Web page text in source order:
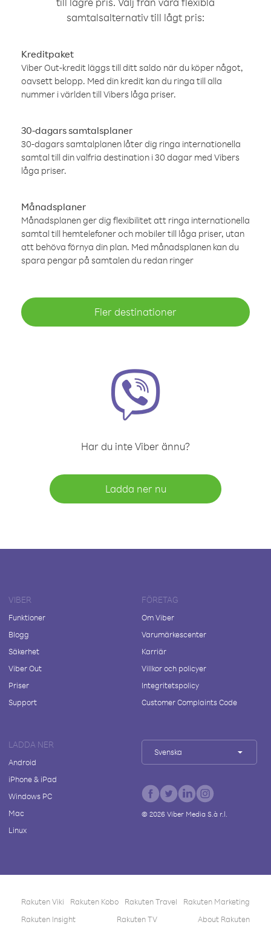
samtalsalternativ till lågt pris:
Kreditpaket
Viber Out-kredit läggs till ditt saldo när du köper något,
oavsett belopp. Med din kredit kan du ringa till alla
nummer i världen till Vibers låga priser.
30-dagars samtalsplaner
30-dagars samtalplanen låter dig ringa internationella
samtal till din valfria destination i 30 dagar med Vibers
låga priser.
Månadsplaner
Månadsplanen ger dig flexibilitet att ringa internationella
samtal till hemtelefoner och mobiler till låga priser, utan
att behöva förnya din plan. Med månadsplanen kan du
spara pengar på samtalen du redan ringer
Fler destinationer
Har du inte Viber ännu?
Ladda ner nu
VIBER
Funktioner
Blogg
Säkerhet
Viber Out
Priser
Support
FÖRETAG
Om Viber
Varumärkescenter
Karriär
Villkor och policyer
Integritetspolicy
Customer Complaints Code
LADDA NER
Android
iPhone & iPad
Windows PC
Mac
Linux
Svenska
© 2026Viber Media S.à r.l.
Rakuten Viki Rakuten Kobo Rakuten Travel
Rakuten Marketing
Rakuten Insight
Rakuten TV About Rakuten